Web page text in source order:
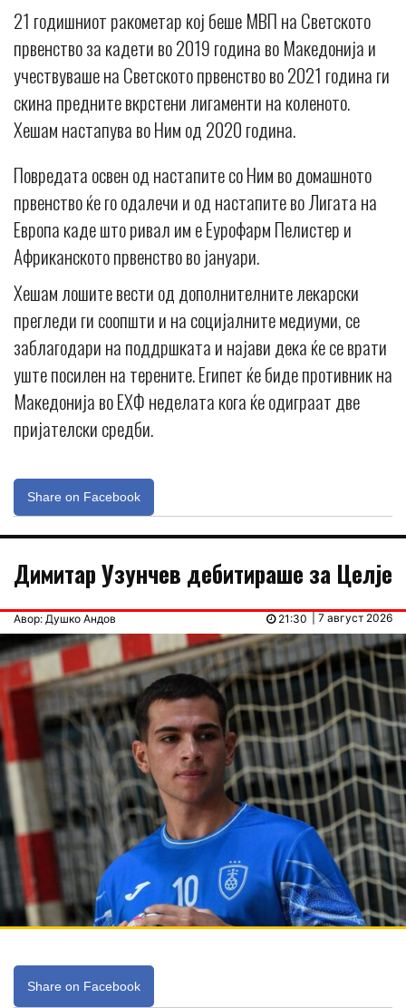
21 годишниот ракометар кој беше МВП на Светското
првенство за кадети во 2019 година во Македонија и
учествуваше на Светското првенство во 2021 година ги
скина предните вкрстени лигаменти на коленото.
Хешам настапува во Ним од 2020 година.
Повредата освен од настапите со Ним во домашното
првенство ќе го одалечи и од настапите во Лигата на
Европа каде што ривал им е Еурофарм Пелистер и
Африканското првенство во јануари.
Хешам лошите вести од дополнителните лекарски
прегледи ги соопшти и на социјалните медиуми, се
заблагодари на поддршката и најави дека ќе се врати
уште посилен на терените. Египет ќе биде противник на
Македонија во ЕХФ неделата кога ќе одиграат две
пријателски средби.
Share on Facebook
Димитар Узунчев дебитираше за Целје
Авор: Душко Андов | 7 август 2026
21:30
Share on Facebook